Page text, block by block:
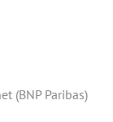
(BNP Paribas)